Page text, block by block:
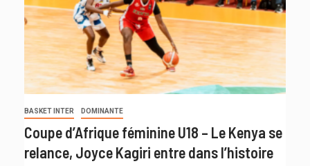
BASKET INTER DOMINANTE
Coupe d’Afrique féminine U18 – Le Kenya se
relance, Joyce Kagiri entre dans l’histoire